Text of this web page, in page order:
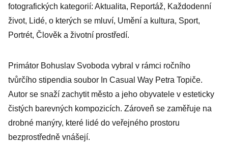
fotografických kategorií: Aktualita, Reportáž, Každodenní
život, Lidé, o kterých se mluví, Umění a kultura, Sport,
Portrét, Člověk a životní prostředí.
Primátor Bohuslav Svoboda vybral v rámci ročního
tvůrčího stipendia soubor In Casual Way Petra Topiče.
Autor se snaží zachytit město a jeho obyvatele v esteticky
čistých barevných kompozicích. Zároveň se zaměřuje na
drobné manýry, které lidé do veřejného prostoru
bezprostředně vnášejí.